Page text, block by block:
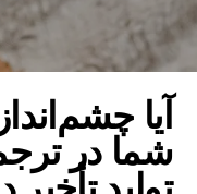
آیا
شما در